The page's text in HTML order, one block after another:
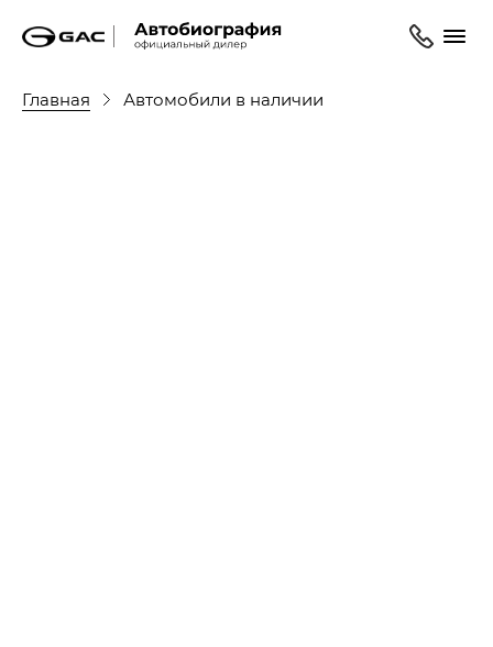
Главная Автомобили в наличии